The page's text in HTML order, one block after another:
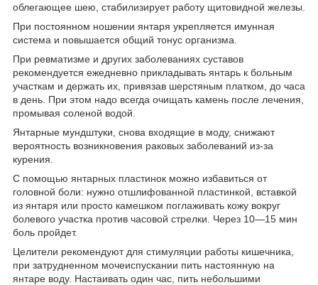
облегающее шею, стабилизирует работу щитовидной железы.
При постоянном ношении янтаря укрепляется имунная
система и повышается общий тонус организма.
При ревматизме и других заболеваниях суставов
рекомендуется ежедневно прикладывать янтарь к больным
участкам и держать их, привязав шерстяным платком, до часа
в день. При этом надо всегда очищать камень после лечения,
промывая соленой водой.
Янтарные мундштуки, снова входящие в моду, снижают
вероятность возникновения раковых заболеваний из-за
курения.
С помощью янтарных пластинок можно избавиться от
головной боли: нужно отшлифованной пластинкой, вставкой
из янтаря или просто камешком поглаживать кожу вокруг
болевого участка против часовой стрелки. Через 10—15 мин
боль пройдет.
Целители рекомендуют для стимуляции работы кишечника,
при затрудненном мочеиспускании пить настоянную на
янтаре воду. Настаивать один час, пить небольшими